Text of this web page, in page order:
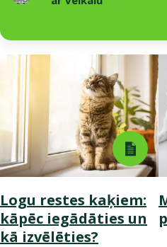
Logu restes kaķiem:
kāpēc iegādāties un
kā izvēlēties?